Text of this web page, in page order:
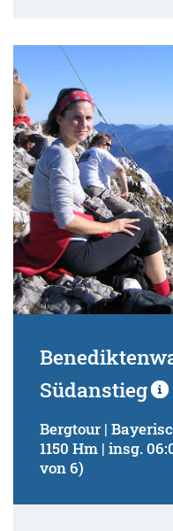
Südanstieg
Bergtour |
1150 Hm | insg.
von 6)